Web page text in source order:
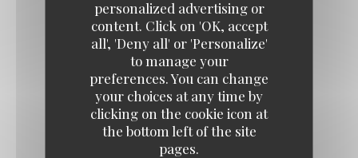
personalized advertising or
content. Click on 'OK, accept
all', 'Deny all' or 'Personalize'
to manage your
preferences. You can change
your choices at any time by
clicking on the cookie icon at
the bottom left of the site
pages.
Tomate, mozzarella, ricotta et basilic
17,00 EUR
MARGHERITA
Tomate, mozzarella et basilic
15,00 EUR